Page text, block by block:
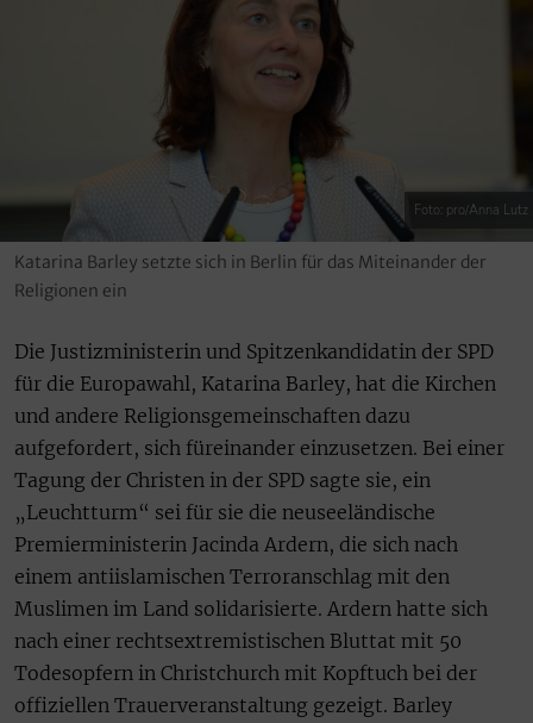
Foto: pro/Anna Lutz
Katarina Barley setzte sich in Berlin für das Miteinander der
Religionen ein
Die Justizministerin und Spitzenkandidatin der SPD
für die Europawahl, Katarina Barley, hat die Kirchen
und andere Religionsgemeinschaften dazu
aufgefordert, sich füreinander einzusetzen. Bei einer
Tagung der Christen in der SPD sagte sie, ein
„Leuchtturm“ sei für sie die neuseeländische
Premierministerin Jacinda Ardern, die sich nach
einem antiislamischen Terroranschlag mit den
Muslimen im Land solidarisierte. Ardern hatte sich
nach einer rechtsextremistischen Bluttat mit 50
Todesopfern in Christchurch mit Kopftuch bei der
offiziellen Trauerveranstaltung gezeigt. Barley